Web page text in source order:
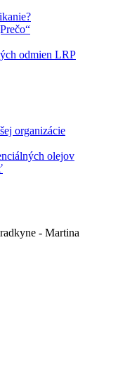
odmien LRP
organizácie
olejov
- Martina